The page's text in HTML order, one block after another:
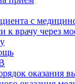
с
к врачу через
оказания